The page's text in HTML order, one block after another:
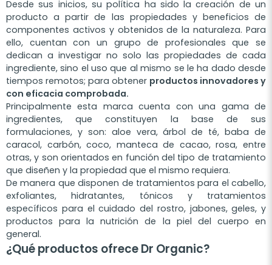
Desde sus inicios, su política ha sido la creación de un
producto a partir de las propiedades y beneficios de
componentes activos y obtenidos de la naturaleza. Para
ello, cuentan con un grupo de profesionales que se
dedican a investigar no solo las propiedades de cada
ingrediente, sino el uso que al mismo se le ha dado desde
tiempos remotos; para obtener productos innovadores y
con eficacia comprobada.
Principalmente esta marca cuenta con una gama de
ingredientes, que constituyen la base de sus
formulaciones, y son: aloe vera, árbol de té, baba de
caracol, carbón, coco, manteca de cacao, rosa, entre
otras, y son orientados en función del tipo de tratamiento
que diseñen y la propiedad que el mismo requiera.
De manera que disponen de tratamientos para el cabello,
exfoliantes, hidratantes, tónicos y tratamientos
específicos para el cuidado del rostro, jabones, geles, y
productos para la nutrición de la piel del cuerpo en
general.
¿Qué productos ofrece Dr Organic?